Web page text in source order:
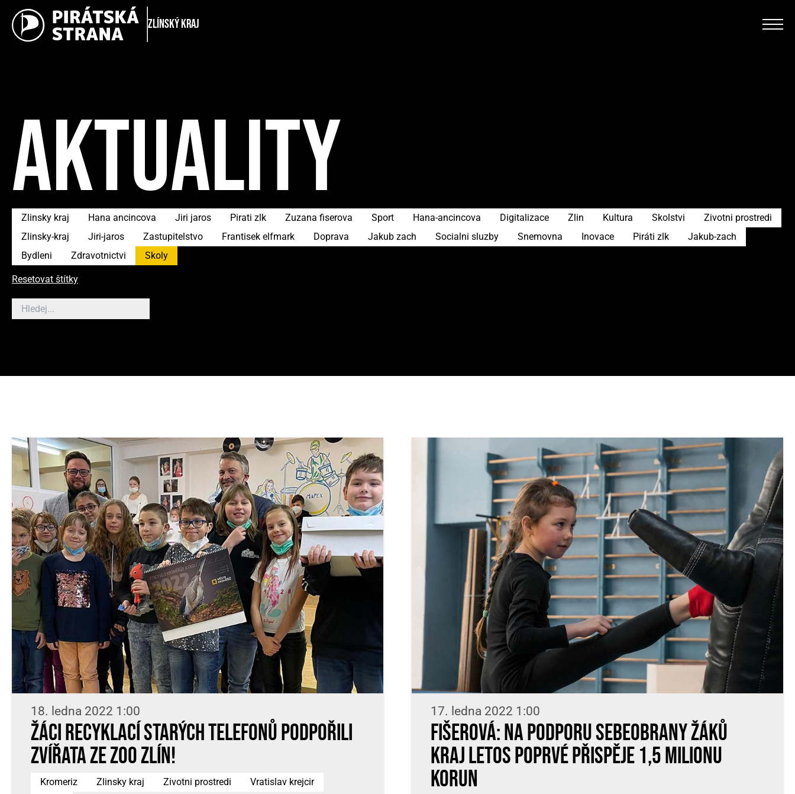
Zlínský kraj
AKTUALITY
Zlinsky kraj Hana ancincova Jiri jaros Pirati zlk Zuzana fiserova Sport Hana-ancincova Digitalizace Zlin Kultura Skolstvi
Zivotni prostredi
Zlinsky-kraj
Jiri-jaros Zastupitelstvo Frantisek elfmark Doprava Jakub zach Socialni sluzby Snemovna Inovace Piráti zlk
Jakub-zach
Bydleni
Zdravotnictvi Skoly
Resetovat štítky
18. ledna 2022 1:00
Žáci recyklací starých telefonů podpořili
zvířata ze ZOO Zlín!
Kromeriz Zlinsky kraj Zivotni prostredi
Vratislav krejcir
17. ledna 2022 1:00
Fišerová: Na podporu sebeobrany žáků
kraj letos poprvé přispěje 1,5 milionu
korun